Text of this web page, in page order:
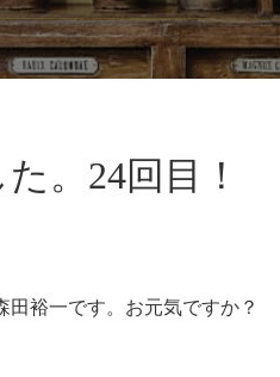
。24回目！
裕一です。お元気ですか？